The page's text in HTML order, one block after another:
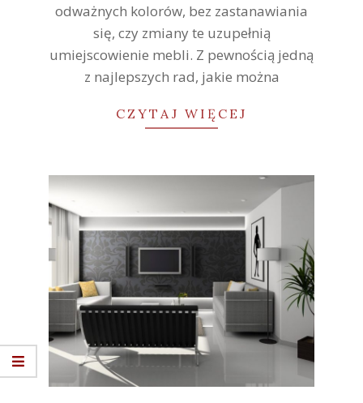
odważnych kolorów, bez zastanawiania
się, czy zmiany te uzupełnią
umiejscowienie mebli. Z pewnością jedną
z najlepszych rad, jakie można
CZYTAJ WIĘCEJ